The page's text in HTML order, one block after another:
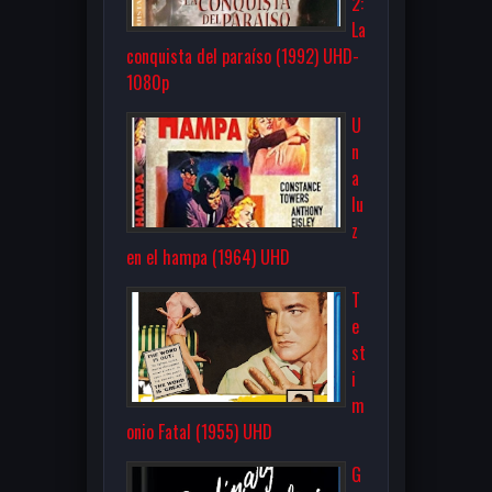
La
conquista del paraíso (1992) UHD-
1080p
U
n
a
lu
z
en el hampa (1964) UHD
T
e
st
i
m
onio Fatal (1955) UHD
G